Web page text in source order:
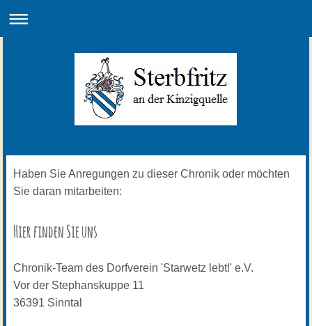
Haben Sie Anregungen zu dieser Chronik oder möchten
Sie daran mitarbeiten:
Hier finden Sie uns
Chronik-Team des Dorfverein 'Starwetz lebt!' e.V.
Vor der Stephanskuppe 11
36391 Sinntal